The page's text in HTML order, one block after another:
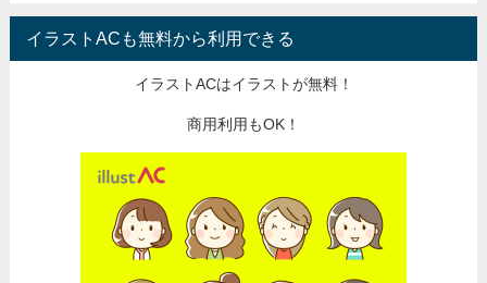
イラストACも無料から利用できる
イラストACはイラストが無料！
商用利用もOK！